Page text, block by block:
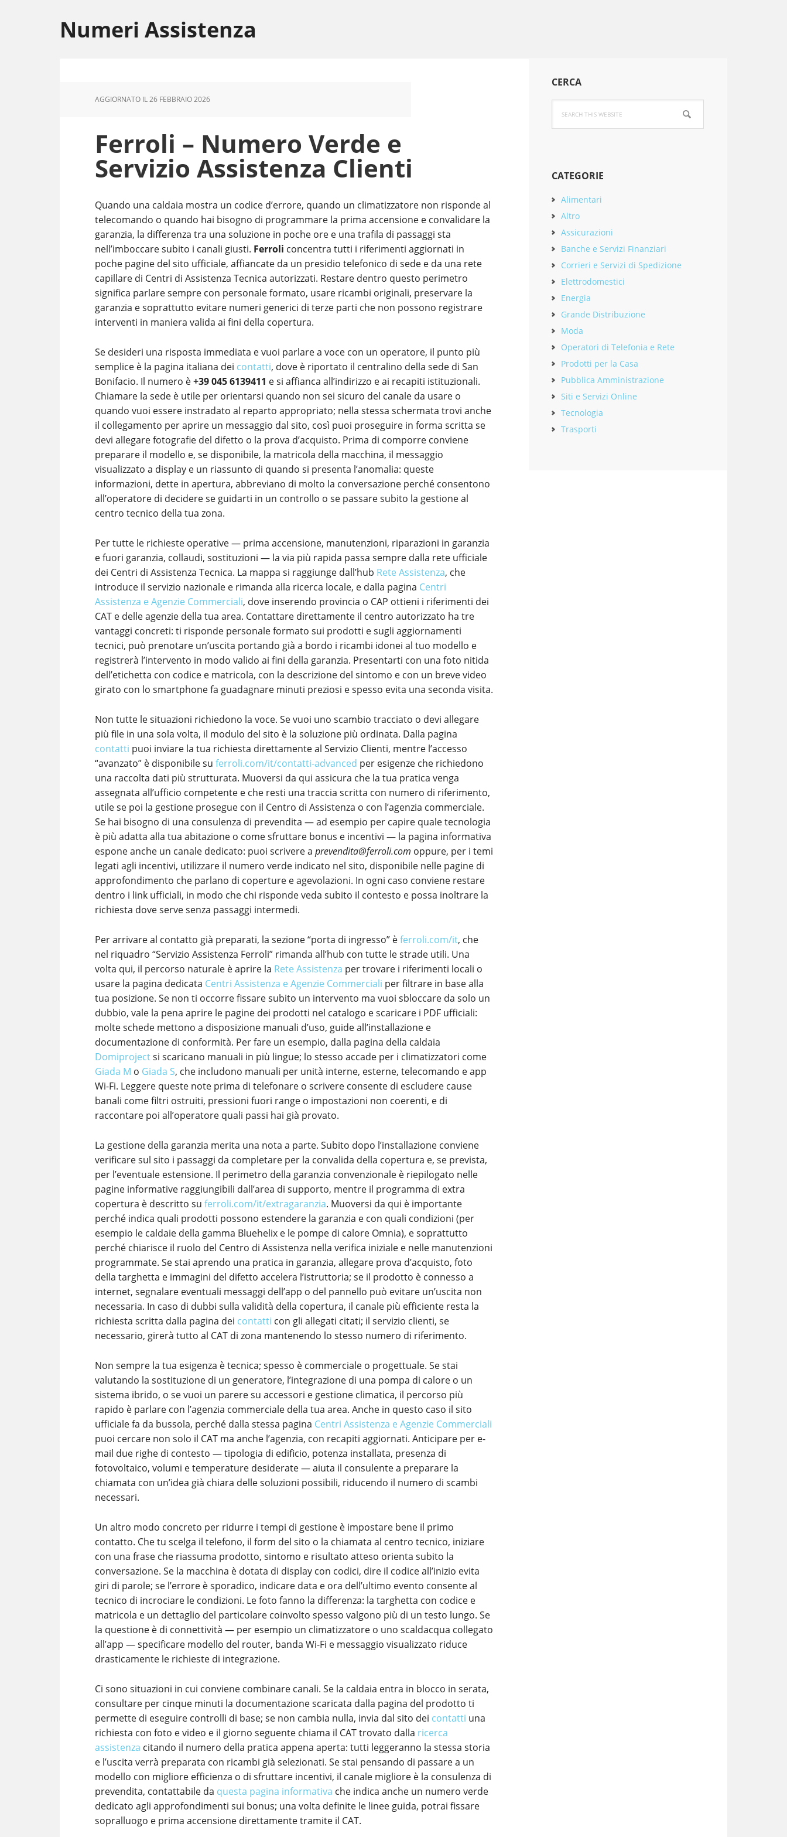
to
main
to
primary
to
footer
Numeri Assistenza
AGGIORNATO IL26 FEBBRAIO 2026
Ferroli – Numero Verde e
Servizio Assistenza Clienti
Quando una caldaia mostra un codice d’errore, quando un climatizzatore non risponde al
telecomando o quando hai bisogno di programmare la prima accensione e convalidare la
garanzia, la differenza tra una soluzione in poche ore e una trafila di passaggi sta
nell’imboccare subito i canali giusti. Ferroli concentra tutti i riferimenti aggiornati in
poche pagine del sito ufficiale, affiancate da un presidio telefonico di sede e da una rete
capillare di Centri di Assistenza Tecnica autorizzati. Restare dentro questo perimetro
significa parlare sempre con personale formato, usare ricambi originali, preservare la
garanzia e soprattutto evitare numeri generici di terze parti che non possono registrare
interventi in maniera valida ai fini della copertura.
Se desideri una risposta immediata e vuoi parlare a voce con un operatore, il punto più
semplice è la pagina italiana dei contatti, dove è riportato il centralino della sede di San
Bonifacio. Il numero è+39 045 6139411 e si affianca all’indirizzo e ai recapiti istituzionali.
Chiamare la sede è utile per orientarsi quando non sei sicuro del canale da usare o
quando vuoi essere instradato al reparto appropriato; nella stessa schermata trovi anche
il collegamento per aprire un messaggio dal sito, così puoi proseguire in forma scritta se
devi allegare fotografie del difetto o la prova d’acquisto. Prima di comporre conviene
preparare il modello e, se disponibile, la matricola della macchina, il messaggio
visualizzato a display e un riassunto di quando si presenta l’anomalia: queste
informazioni, dette in apertura, abbreviano di molto la conversazione perché consentono
all’operatore di decidere se guidarti in un controllo o se passare subito la gestione al
centro tecnico della tua zona.
Per tutte le richieste operative — prima accensione, manutenzioni, riparazioni in garanzia
e fuori garanzia, collaudi, sostituzioni — la via più rapida passa sempre dalla rete ufficiale
dei Centri di Assistenza Tecnica. La mappa si raggiunge dall’hub Rete Assistenza, che
introduce il servizio nazionale e rimanda alla ricerca locale, e dalla pagina Centri
Assistenza e Agenzie Commerciali, dove inserendo provincia o CAP ottieni i riferimenti dei
CAT e delle agenzie della tua area. Contattare direttamente il centro autorizzato ha tre
vantaggi concreti: ti risponde personale formato sui prodotti e sugli aggiornamenti
tecnici, può prenotare un’uscita portando già a bordo i ricambi idonei al tuo modello e
registrerà l’intervento in modo valido ai fini della garanzia. Presentarti con una foto nitida
dell’etichetta con codice e matricola, con la descrizione del sintomo e con un breve video
girato con lo smartphone fa guadagnare minuti preziosi e spesso evita una seconda visita.
Non tutte le situazioni richiedono la voce. Se vuoi uno scambio tracciato o devi allegare
più file in una sola volta, il modulo del sito è la soluzione più ordinata. Dalla pagina
contatti puoi inviare la tua richiesta direttamente al Servizio Clienti, mentre l’accesso
“avanzato” è disponibile su ferroli.com/it/contatti-advanced per esigenze che richiedono
una raccolta dati più strutturata. Muoversi da qui assicura che la tua pratica venga
assegnata all’ufficio competente e che resti una traccia scritta con numero di riferimento,
utile se poi la gestione prosegue con il Centro di Assistenza o con l’agenzia commerciale.
Se hai bisogno di una consulenza di prevendita — ad esempio per capire quale tecnologia
è più adatta alla tua abitazione o come sfruttare bonus e incentivi — la pagina informativa
espone anche un canale dedicato: puoi scrivere a prevendita@ferroli.com oppure, per i temi
legati agli incentivi, utilizzare il numero verde indicato nel sito, disponibile nelle pagine di
approfondimento che parlano di coperture e agevolazioni. In ogni caso conviene restare
dentro i link ufficiali, in modo che chi risponde veda subito il contesto e possa inoltrare la
richiesta dove serve senza passaggi intermedi.
Per arrivare al contatto già preparati, la sezione “porta di ingresso” èferroli.com/it, che
nel riquadro “Servizio Assistenza Ferroli” rimanda all’hub con tutte le strade utili. Una
volta qui, il percorso naturale è aprire la Rete Assistenza per trovare i riferimenti locali o
usare la pagina dedicata Centri Assistenza e Agenzie Commerciali per filtrare in base alla
tua posizione. Se non ti occorre fissare subito un intervento ma vuoi sbloccare da solo un
dubbio, vale la pena aprire le pagine dei prodotti nel catalogo e scaricare i PDF ufficiali:
molte schede mettono a disposizione manuali d’uso, guide all’installazione e
documentazione di conformità. Per fare un esempio, dalla pagina della caldaia
Domiprojectsi scaricano manuali in più lingue; lo stesso accade per i climatizzatori come
Giada M o Giada S, che includono manuali per unità interne, esterne, telecomando e app
Wi-Fi. Leggere queste note prima di telefonare o scrivere consente di escludere cause
banali come filtri ostruiti, pressioni fuori range o impostazioni non coerenti, e di
raccontare poi all’operatore quali passi hai già provato.
La gestione della garanzia merita una nota a parte. Subito dopo l’installazione conviene
verificare sul sito i passaggi da completare per la convalida della copertura e, se prevista,
per l’eventuale estensione. Il perimetro della garanzia convenzionale è riepilogato nelle
pagine informative raggiungibili dall’area di supporto, mentre il programma di extra
copertura è descritto su ferroli.com/it/extragaranzia. Muoversi da qui è importante
perché indica quali prodotti possono estendere la garanzia e con quali condizioni (per
esempio le caldaie della gamma Bluehelix e le pompe di calore Omnia), e soprattutto
perché chiarisce il ruolo del Centro di Assistenza nella verifica iniziale e nelle manutenzioni
programmate. Se stai aprendo una pratica in garanzia, allegare prova d’acquisto, foto
della targhetta e immagini del difetto accelera l’istruttoria; se il prodotto è connesso a
internet, segnalare eventuali messaggi dell’app o del pannello può evitare un’uscita non
necessaria. In caso di dubbi sulla validità della copertura, il canale più efficiente resta la
richiesta scritta dalla pagina dei contatti con gli allegati citati; il servizio clienti, se
necessario, girerà tutto al CAT di zona mantenendo lo stesso numero di riferimento.
Non sempre la tua esigenza è tecnica; spesso è commerciale o progettuale. Se stai
valutando la sostituzione di un generatore, l’integrazione di una pompa di calore o un
sistema ibrido, o se vuoi un parere su accessori e gestione climatica, il percorso più
rapido è parlare con l’agenzia commerciale della tua area. Anche in questo caso il sito
ufficiale fa da bussola, perché dalla stessa pagina Centri Assistenza e Agenzie Commerciali
puoi cercare non solo il CAT ma anche l’agenzia, con recapiti aggiornati. Anticipare per e-
mail due righe di contesto — tipologia di edificio, potenza installata, presenza di
fotovoltaico, volumi e temperature desiderate — aiuta il consulente a preparare la
chiamata con un’idea già chiara delle soluzioni possibili, riducendo il numero di scambi
necessari.
Un altro modo concreto per ridurre i tempi di gestione è impostare bene il primo
contatto. Che tu scelga il telefono, il form del sito o la chiamata al centro tecnico, iniziare
con una frase che riassuma prodotto, sintomo e risultato atteso orienta subito la
conversazione. Se la macchina è dotata di display con codici, dire il codice all’inizio evita
giri di parole; se l’errore è sporadico, indicare data e ora dell’ultimo evento consente al
tecnico di incrociare le condizioni. Le foto fanno la differenza: la targhetta con codice e
matricola e un dettaglio del particolare coinvolto spesso valgono più di un testo lungo. Se
la questione è di connettività — per esempio un climatizzatore o uno scaldacqua collegato
all’app — specificare modello del router, banda Wi-Fi e messaggio visualizzato riduce
drasticamente le richieste di integrazione.
Ci sono situazioni in cui conviene combinare canali. Se la caldaia entra in blocco in serata,
consultare per cinque minuti la documentazione scaricata dalla pagina del prodotto ti
permette di eseguire controlli di base; se non cambia nulla, invia dal sito dei contatti una
richiesta con foto e video e il giorno seguente chiama il CAT trovato dalla ricerca
assistenza citando il numero della pratica appena aperta: tutti leggeranno la stessa storia
e l’uscita verrà preparata con ricambi già selezionati. Se stai pensando di passare a un
modello con migliore efficienza o di sfruttare incentivi, il canale migliore è la consulenza di
prevendita, contattabile da questa pagina informativa che indica anche un numero verde
dedicato agli approfondimenti sui bonus; una volta definite le linee guida, potrai fissare
sopralluogo e prima accensione direttamente tramite il CAT.
Primary
Sidebar
CERCA
this
website
CATEGORIE
Alimentari
Altro
Assicurazioni
Banche e Servizi Finanziari
Corrieri e Servizi di Spedizione
Elettrodomestici
Energia
Grande Distribuzione
Moda
Operatori di Telefonia e Rete
Prodotti per la Casa
Pubblica Amministrazione
Siti e Servizi Online
Tecnologia
Trasporti